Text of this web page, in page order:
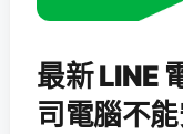
最新 LINE
司電腦不